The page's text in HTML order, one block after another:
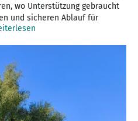
wo Unterstützung gebraucht
und sicheren Ablauf für